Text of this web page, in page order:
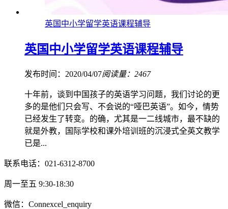
英国中小学留学英语课程辅导
英国中小学留学英语课程辅导
发布时间：2020/04/07阅读量：2467
十年前，谈到中国孩子的英语学习问题，我们讨论的更
多的是他们只会写、不会说的“哑巴英语”。如今，情势
已经发生了转变。的确，尤其是一二线城市，最不缺的
就是外教，国际学校和课外培训班的沉浸式全英文教学
已是...
联系电话：021-6312-8700
周一至五 9:30-18:30
微信：Connexcel_enquiry